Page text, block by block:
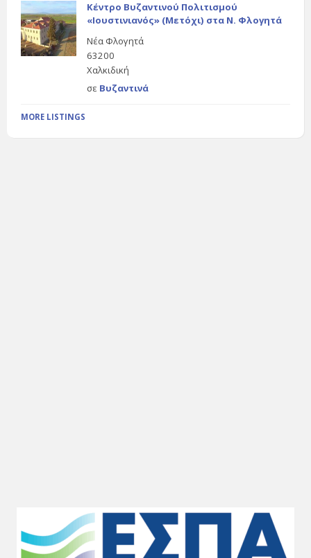
Κέντρο Βυζαντινού Πολιτισμού
«Ιουστινιανός» (Μετόχι) στα Ν. Φλογητά
Νέα Φλογητά
63200
Χαλκιδική
σε Βυζαντινά
MORE LISTINGS